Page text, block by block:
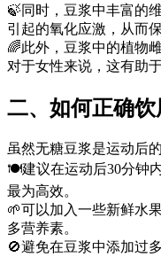
🍃同时，豆浆中丰富的
引起的氧化应激，从而
🌈此外，豆浆中的植物
对于女性来说，这有助
二、如何正确
虽然无糖豆浆是运动后
🍽️建议在运动后30分钟
最为高效。
🌱可以加入一些新鲜水
多营养素。
🚫避免在豆浆中添加过